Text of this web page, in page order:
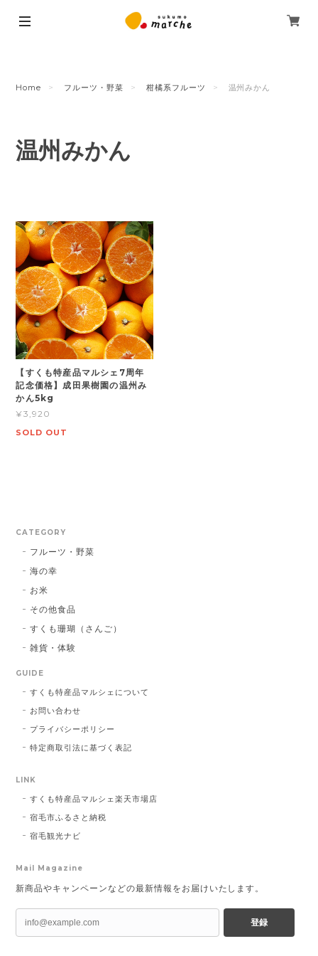
Home フルーツ・野菜 柑橘系フルーツ 温州みかん
温州みかん
【すくも特産品マルシェ7周年
記念価格】成田果樹園の温州み
かん5kg
¥3,920
SOLD OUT
CATEGORY
フルーツ・野菜
海の幸
お米
その他食品
すくも珊瑚（さんご）
雑貨・体験
GUIDE
すくも特産品マルシェについて
お問い合わせ
プライバシーポリシー
特定商取引法に基づく表記
LINK
すくも特産品マルシェ楽天市場店
宿毛市ふるさと納税
宿毛観光ナビ
Mail Magazine
新商品やキャンペーンなどの最新情報をお届けいたします。
登録